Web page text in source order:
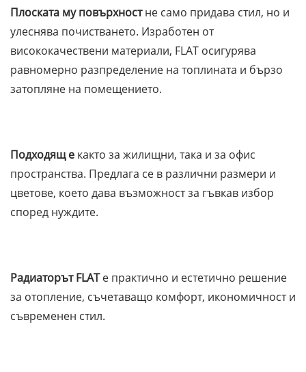
Плоската му повърхностне само придава стил, но и
улеснява почистването. Изработен от
висококачествени материали, FLAT осигурява
равномерно разпределение на топлината и бързо
затопляне на помещението.
Подходящ е както за жилищни, така и за офис
пространства. Предлага се в различни размери и
цветове, което дава възможност за гъвкав избор
според нуждите.
Радиаторът FLATе практично и естетично решение
за отопление, съчетаващо комфорт, икономичност и
съвременен стил.